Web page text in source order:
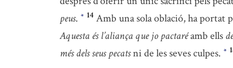
peus. * 14 Amb una sola oblació, ha portat
Aquesta és l’aliança que jo pactaréamb ells
més dels seus pecatsni de les seves culpes. *